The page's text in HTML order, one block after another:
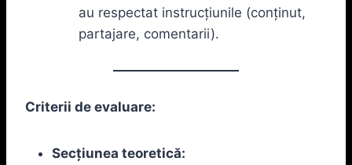
au respectat instrucțiunile (conținut,
partajare, comentarii).
Criterii de evaluare:
Secțiunea teoretică: